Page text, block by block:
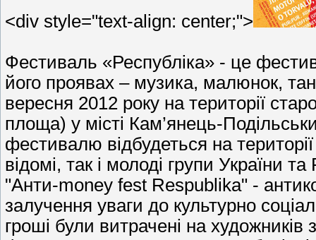
<div style="text-align: center;">
Фестиваль «Республіка» - це
його проявах – музика, малюнок,
вересня 2012 року на території
площа) у місті Кам’янець-
фестивалю відбудеться на
відомі, так і молоді групи України та
"Анти-money fest Respublika" -
залучення уваги до культурно
гроші були витрачені на художників